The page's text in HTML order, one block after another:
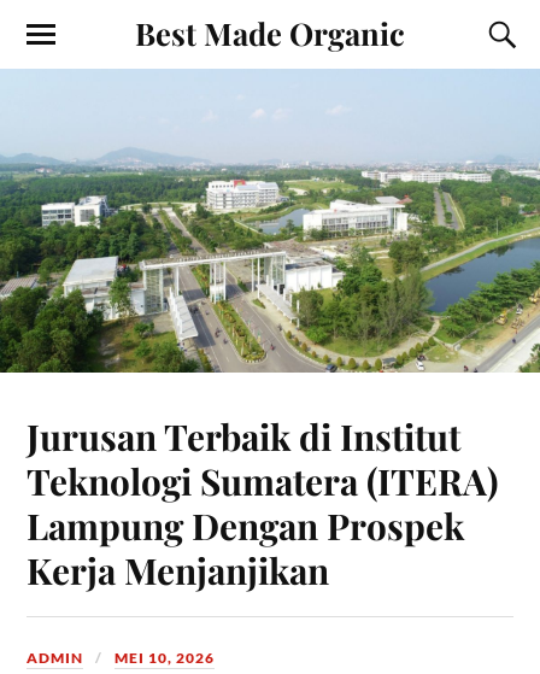
Best Made Organic
Jurusan Terbaik di Institut
Teknologi Sumatera (ITERA)
Lampung Dengan Prospek
Kerja Menjanjikan
ADMIN MEI 10, 2026